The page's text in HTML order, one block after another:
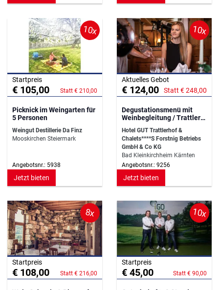
10x
Startpreis
€ 105,00 Statt € 210,00
Picknick im Weingarten für
5 Personen
Weingut Destillerie Da Finz
Mooskirchen Steiermark
Angebotsnr.: 5938
Jetzt bieten
10x
Aktuelles Gebot
€ 124,00 Statt € 248,00
Degustationsmenü mit
Weinbegleitung / Trattlers
Hotel GUT Trattlerhof &
Chalets****S Forstnig Betriebs
GmbH & Co KG
Bad Kleinkirchheim Kärnten
Angebotsnr.: 9256
Jetzt bieten
8x
Startpreis
€ 108,00 Statt € 216,00
10x
Startpreis
€ 45,00 Statt € 90,00